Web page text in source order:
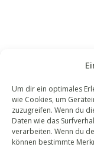
Um dir ein optimales
wie Cookies, um
zuzugreifen. Wenn du
Daten wie das
verarbeiten. Wenn du
können bestimmte
56727